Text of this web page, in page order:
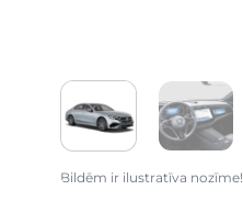
Bildēm ir ilustratīva nozīme!